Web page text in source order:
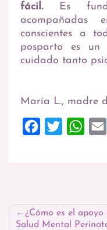
fácil.Es
conscientes a
posparto es
cuidado tanto
María L., madre
Facebook
Twitter
Navegación
¿Cómo es el apoyo
Salud Mental